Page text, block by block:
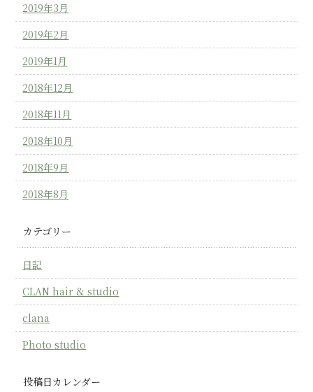
2019年3月
2019年2月
2019年1月
2018年12月
2018年11月
2018年10月
2018年9月
2018年8月
カテゴリー
日記
CLAN hair & studio
clana
Photo studio
投稿日カレンダー